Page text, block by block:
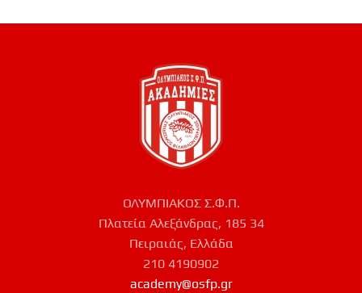
ΟΛΥΜΠΙΑΚΟΣ Σ.Φ.Π.
Πλατεία Αλεξάνδρας, 185 34
Πειραιάς, Ελλάδα
210 4190902
academy@osfp.gr